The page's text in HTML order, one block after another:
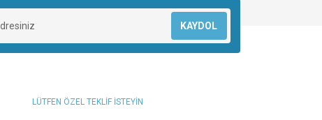
KAYDOL
LÜTFEN ÖZEL TEKLİF İSTEYİN